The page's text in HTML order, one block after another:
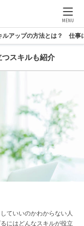
MENU
ルアップの方法とは？ 仕事
スキルも紹介
ていいのかわからない人
にはどんなスキルが役立